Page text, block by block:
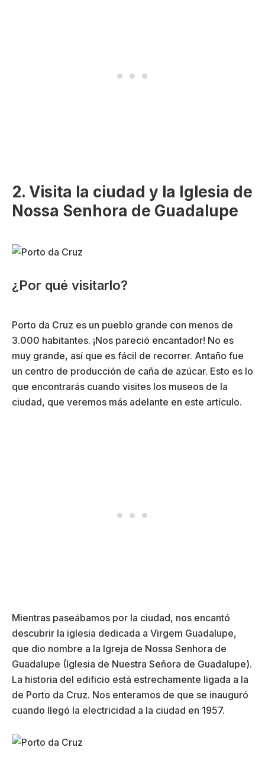
2. Visita la ciudad y la Iglesia de
Nossa Senhora de Guadalupe
¿Por qué visitarlo?
Porto da Cruz es un pueblo grande con menos de
3.000 habitantes. ¡Nos pareció encantador! No es
muy grande, así que es fácil de recorrer. Antaño fue
un centro de producción de caña de azúcar. Esto es lo
que encontrarás cuando visites los museos de la
ciudad, que veremos más adelante en este artículo.
Mientras paseábamos por la ciudad, nos encantó
descubrir la iglesia dedicada a Virgem Guadalupe,
que dio nombre a la Igreja de Nossa Senhora de
Guadalupe (Iglesia de Nuestra Señora de Guadalupe).
La historia del edificio está estrechamente ligada a la
de Porto da Cruz. Nos enteramos de que se inauguró
cuando llegó la electricidad a la ciudad en 1957.